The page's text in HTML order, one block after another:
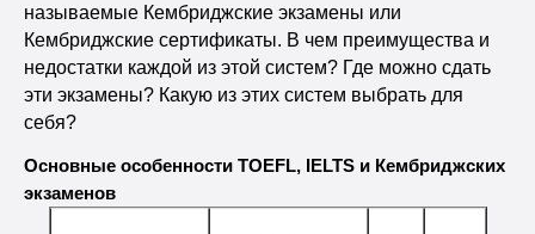
называемые Кембриджские экзамены или
Кембриджские сертификаты. В чем преимущества и
недостатки каждой из этой систем? Где можно сдать
эти экзамены? Какую из этих систем выбрать для
себя?
Основные особенности TOEFL, IELTS и Кембриджских
экзаменов